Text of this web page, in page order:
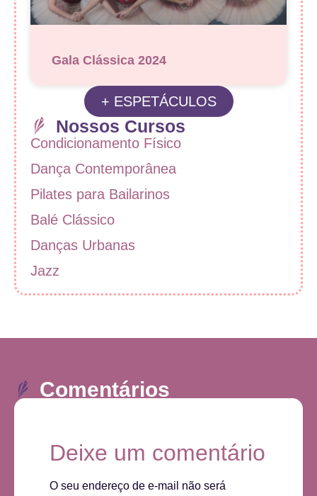
Gala Clássica 2024
+ ESPETÁCULOS
Nossos Cursos
Condicionamento Físico
Dança Contemporânea
Pilates para Bailarinos
Balé Clássico
Danças Urbanas
Jazz
Comentários
Deixe um comentário
O seu endereço de e-mail não será